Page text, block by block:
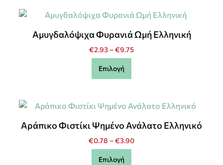
Αμυγδαλόψιχα Φυρανιά Ωμή Ελληνική
€2.93–€9.75
Επιλογή
Αράπικο Φιστίκι Ψημένο Ανάλατο Ελληνικό
€0.78 –€3.90
Επιλογή